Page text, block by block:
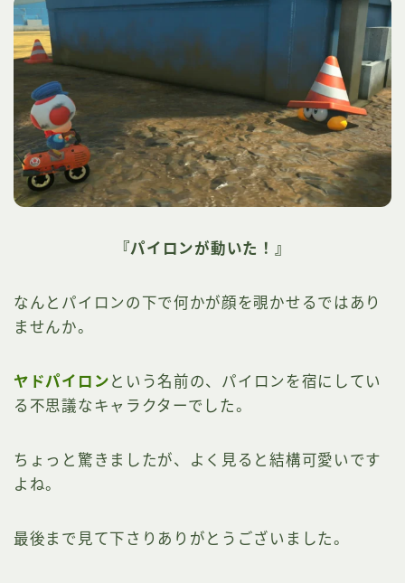
『パイロンが動いた！』
なんとパイロンの下で何かが顔を覗かせるではあり
ませんか。
ヤドパイロン という名前の、パイロンを宿にしてい
る不思議なキャラクターでした。
ちょっと驚きましたが、よく見ると結構可愛いです
よね。
最後まで見て下さりありがとうございました。